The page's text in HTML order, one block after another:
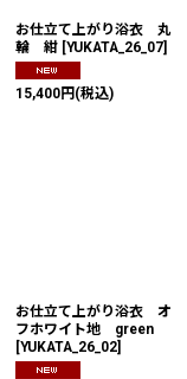
お仕立て上がり浴衣 丸
輪 紺 [YUKATA_26_07]
15,400円 (税込)
お仕立て上がり浴衣 オ
フホワイト地 green
[YUKATA_26_02]